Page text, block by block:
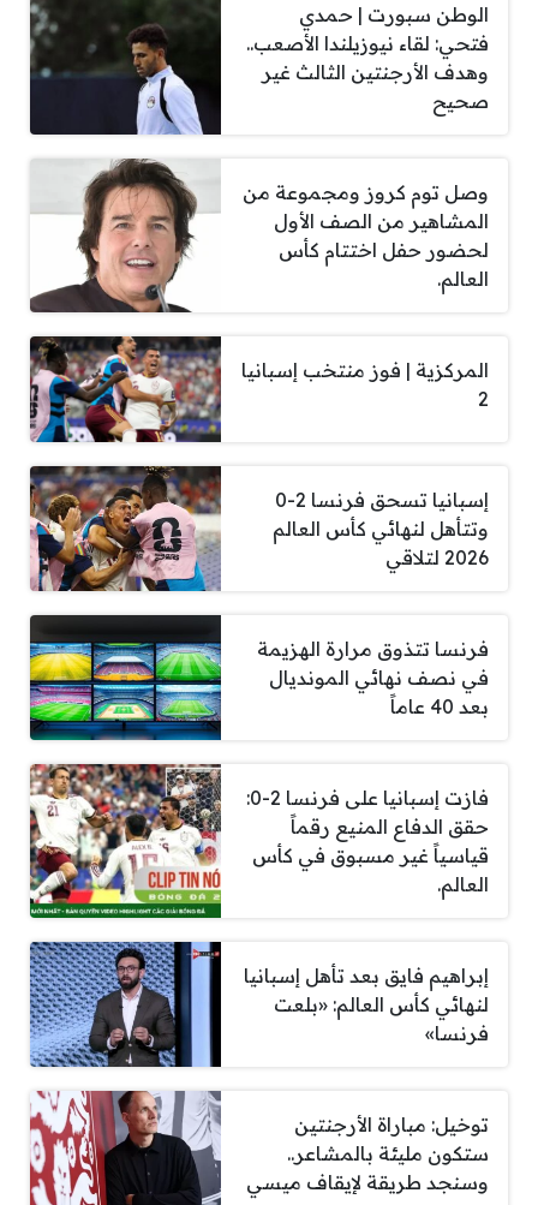
الوطن سبورت | حمدي
فتحي: لقاء نيوزيلندا الأصعب..
وهدف الأرجنتين الثالث غير
صحيح
وصل توم كروز ومجموعة من
المشاهير من الصف الأول
لحضور حفل اختتام كأس
العالم.
المركزية | فوز منتخب إسبانيا
2
إسبانيا تسحق فرنسا 2-0
وتتأهل لنهائي كأس العالم
2026 لتلاقي
فرنسا تتذوق مرارة الهزيمة
في نصف نهائي المونديال
بعد 40 عاماً
فازت إسبانيا على فرنسا 2-0:
حقق الدفاع المنيع رقماً
قياسياً غير مسبوق في كأس
العالم.
إبراهيم فايق بعد تأهل إسبانيا
لنهائي كأس العالم: «بلعت
فرنسا»
توخيل: مباراة الأرجنتين
ستكون مليئة بالمشاعر..
وسنجد طريقة لإيقاف ميسي